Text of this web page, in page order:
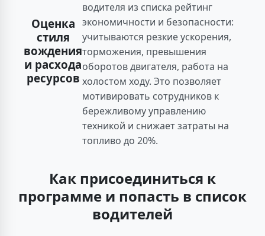
Оценка
стиля
вождения
и расхода
ресурсов
водителя из списка рейтинг
экономичности и безопасности:
учитываются резкие ускорения,
торможения, превышения
оборотов двигателя, работа на
холостом ходу. Это позволяет
мотивировать сотрудников к
бережливому управлению
техникой и снижает затраты на
топливо до 20%.
Как присоединиться к
программе и попасть в список
водителей